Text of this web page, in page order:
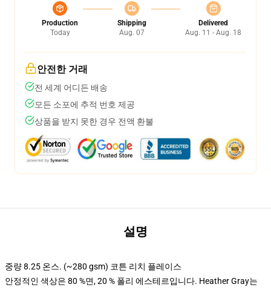
Production
Today
Shipping
Aug. 07
Delivered
Aug. 11 - Aug. 18
안전한 거래
전 세계 어디든 배송
모든 소포에 추적 번호 제공
상품을 받지 못한 경우 전액 환불
설명
중량 8.25 온스. (~280 gsm) 코튼 리치 플레이스
안정적인 색상은 80 %면, 20 % 폴리 에스테르입니다. Heather Gray는